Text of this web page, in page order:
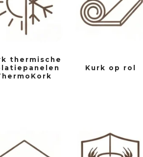
thermische
Kurk op rol